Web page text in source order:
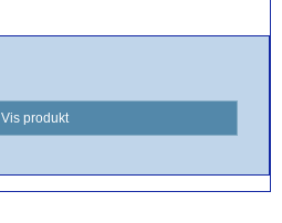
Vis produkt